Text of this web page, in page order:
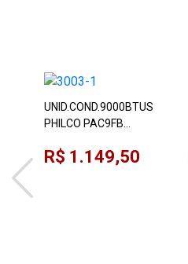
UNID.COND.9000BTUS
PHILCO PAC9FB
R$ 1.149,50